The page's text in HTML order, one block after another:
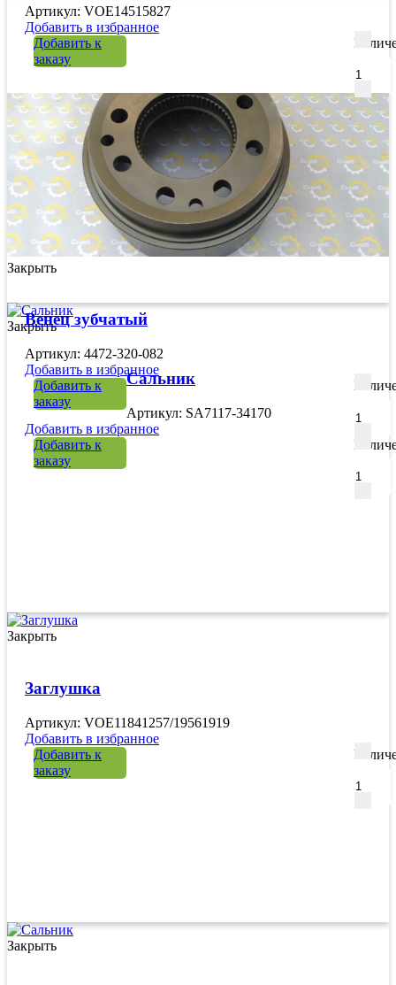
Артикул: VOE14515827
Добавить в избранное
Добавить к
заказу
Закрыть
Венец зубчатый
Артикул: 4472-320-082
Добавить в избранное
Добавить к
заказу
Закрыть
Сальник
Артикул: SA7117-34170
Добавить в избранное
Добавить к
заказу
Закрыть
Заглушка
Артикул: VOE11841257/19561919
Добавить в избранное
Добавить к
заказу
Закрыть